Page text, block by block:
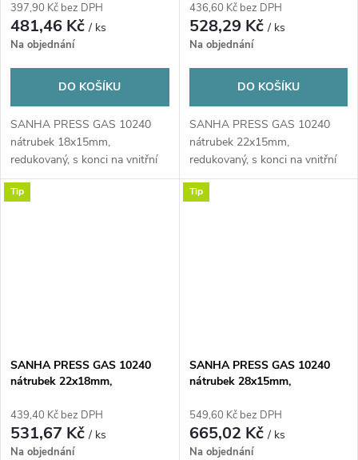
lisování, plyn, měď
397,90 Kč bez DPH
481,46 Kč/ ks
Na objednání
DO KOŠÍKU
SANHA PRESS GAS 10240
nátrubek 18x15mm,
redukovaný, s konci na vnitřní
lisování, plyn, měď
lisování, plyn, měď
436,60 Kč bez DPH
528,29 Kč/ ks
Na objednání
DO KOŠÍKU
SANHA PRESS GAS 10240
nátrubek 22x15mm,
redukovaný, s konci na vnitřní
lisování, plyn, měď
Tip
SANHA PRESS GAS 10240
nátrubek 22x18mm,
lisování, plyn, měď
439,40 Kč bez DPH
531,67 Kč/ ks
Na objednání
Tip
SANHA PRESS GAS 10240
nátrubek 28x15mm,
lisování, plyn, měď
549,60 Kč bez DPH
665,02 Kč/ ks
Na objednání